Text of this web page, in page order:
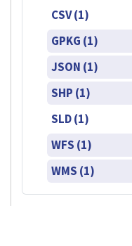
CSV (1)
GPKG (1)
JSON (1)
SHP (1)
SLD (1)
WFS (1)
WMS (1)